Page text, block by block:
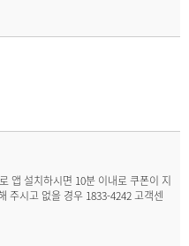
앱 설치하시면 10분 이내로 쿠폰이 지
주시고 없을 경우 1833-4242 고객센